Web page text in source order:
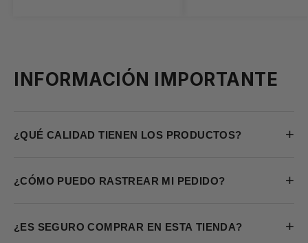
INFORMACIÓN IMPORTANTE
¿QUÉ CALIDAD TIENEN LOS PRODUCTOS? +
¿CÓMO PUEDO RASTREAR MI PEDIDO? +
¿ES SEGURO COMPRAR EN ESTA TIENDA? +